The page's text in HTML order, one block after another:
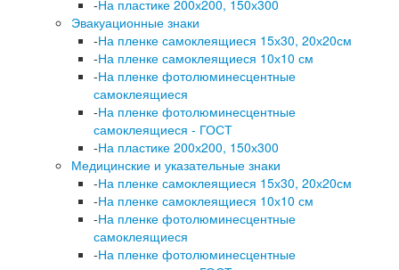
-На пластике 200х200, 150х300
Эвакуационные знаки
-На пленке самоклеящиеся 15х30, 20х20см
-На пленке самоклеящиеся 10х10 см
-На пленке фотолюминесцентные
самоклеящиеся
-На пленке фотолюминесцентные
самоклеящиеся - ГОСТ
-На пластике 200х200, 150х300
Медицинские и указательные знаки
-На пленке самоклеящиеся 15х30, 20х20см
-На пленке самоклеящиеся 10х10 см
-На пленке фотолюминесцентные
самоклеящиеся
-На пленке фотолюминесцентные